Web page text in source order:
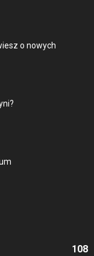
o nowych
108